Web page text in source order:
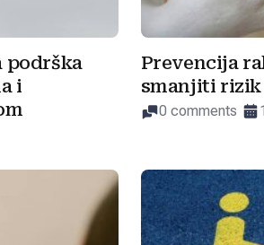
podrška
i
Prevencija
smanjiti
0 comments